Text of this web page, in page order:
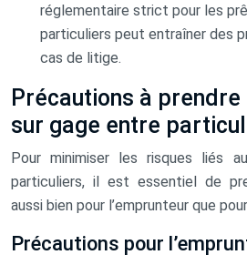
réglementaire strict pour les
particuliers peut entraîner des
cas de litige.
Précautions à
sur gage entre
Pour minimiser les risques liés
particuliers, il est essentiel de
aussi bien pour l’emprunteur que
Précautions pour